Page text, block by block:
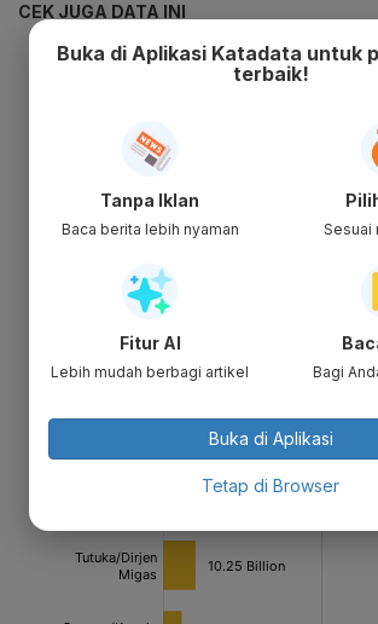
CEK JUGA DATA INI
Buka di Aplikasi Katadata untuk
terbaik!
Tanpa Iklan
Baca berita lebih nyaman Sesuai
Fitur AI
Lebih mudah berbagi artikel Bagi
Buka di Aplikasi
Tetap di Browser